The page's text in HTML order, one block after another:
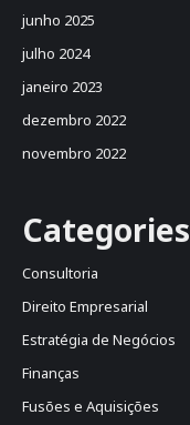
junho 2025
julho 2024
janeiro 2023
dezembro 2022
novembro 2022
Categories
Consultoria
Direito Empresarial
Estratégia de Negócios
Finanças
Fusões e Aquisições